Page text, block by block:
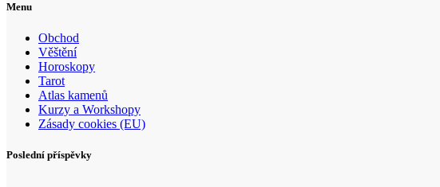
Menu
Obchod
Věštění
Horoskopy
Tarot
Atlas kamenů
Kurzy a Workshopy
Zásady cookies (EU)
Poslední příspěvky